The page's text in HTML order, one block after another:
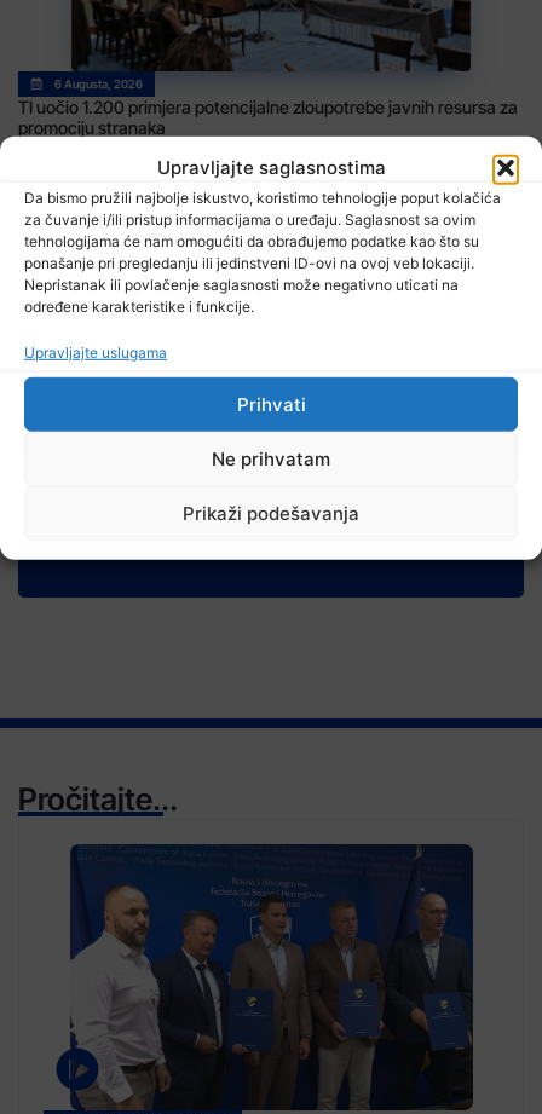
Upravljajte saglasnostima
Da bismo pružili najbolje iskustvo, koristimo tehnologije poput kolačića
za čuvanje i/ili pristup informacijama o uređaju. Saglasnost sa ovim
tehnologijama će nam omogućiti da obrađujemo podatke kao što su
ponašanje pri pregledanju ili jedinstveni ID-ovi na ovoj veb lokaciji.
Nepristanak ili povlačenje saglasnosti može negativno uticati na
određene karakteristike i funkcije.
Upravljajte uslugama
Prihvati
Ne prihvatam
Prikaži podešavanja
6 Augusta, 2026
TI uočio 1.200 primjera potencijalne zloupotrebe javnih resursa za
promociju stranaka
6 Augusta, 2026
EUFOR izveo vježbu nedaleko od Foče, uoči vježbe ‘Brzi odgovor
Pročitajte...